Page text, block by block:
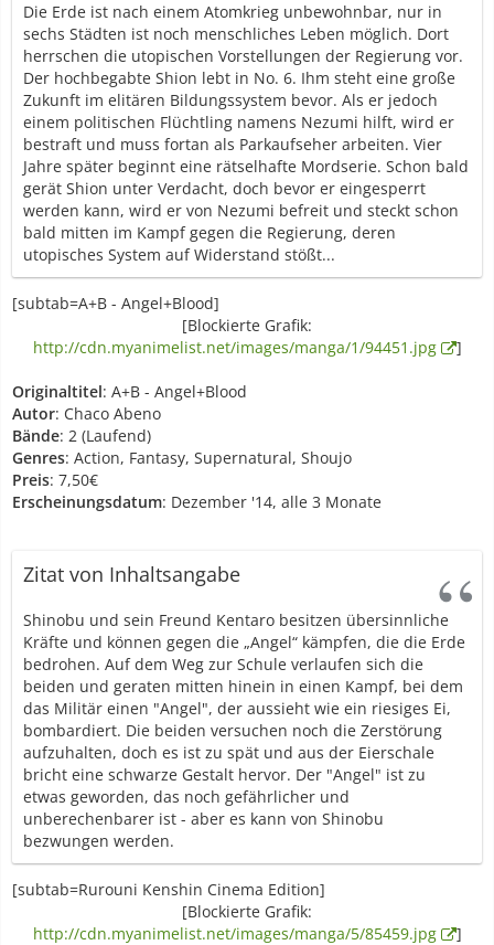
Die Erde ist nach einem Atomkrieg unbewohnbar, nur in
sechs Städten ist noch menschliches Leben möglich. Dort
herrschen die utopischen Vorstellungen der Regierung vor.
Der hochbegabte Shion lebt in No. 6. Ihm steht eine große
Zukunft im elitären Bildungssystem bevor. Als er jedoch
einem politischen Flüchtling namens Nezumi hilft, wird er
bestraft und muss fortan als Parkaufseher arbeiten. Vier
Jahre später beginnt eine rätselhafte Mordserie. Schon bald
gerät Shion unter Verdacht, doch bevor er eingesperrt
werden kann, wird er von Nezumi befreit und steckt schon
bald mitten im Kampf gegen die Regierung, deren
utopisches System auf Widerstand stößt...
[subtab=A+B - Angel+Blood]
[Blockierte Grafik:
http://cdn.myanimelist.net/images/manga/1/94451.jpg
]
Originaltitel: A+B - Angel+Blood
Autor: Chaco Abeno
Bände: 2 (Laufend)
Genres: Action, Fantasy, Supernatural, Shoujo
Preis: 7,50€
Erscheinungsdatum: Dezember '14, alle 3 Monate
Zitat von Inhaltsangabe
Shinobu und sein Freund Kentaro besitzen übersinnliche
Kräfte und können gegen die „Angel“ kämpfen, die die Erde
bedrohen. Auf dem Weg zur Schule verlaufen sich die
beiden und geraten mitten hinein in einen Kampf, bei dem
das Militär einen "Angel", der aussieht wie ein riesiges Ei,
bombardiert. Die beiden versuchen noch die Zerstörung
aufzuhalten, doch es ist zu spät und aus der Eierschale
bricht eine schwarze Gestalt hervor. Der "Angel" ist zu
etwas geworden, das noch gefährlicher und
unberechenbarer ist - aber es kann von Shinobu
bezwungen werden.
[subtab=Rurouni Kenshin Cinema Edition]
[Blockierte Grafik:
http://cdn.myanimelist.net/images/manga/5/85459.jpg
]